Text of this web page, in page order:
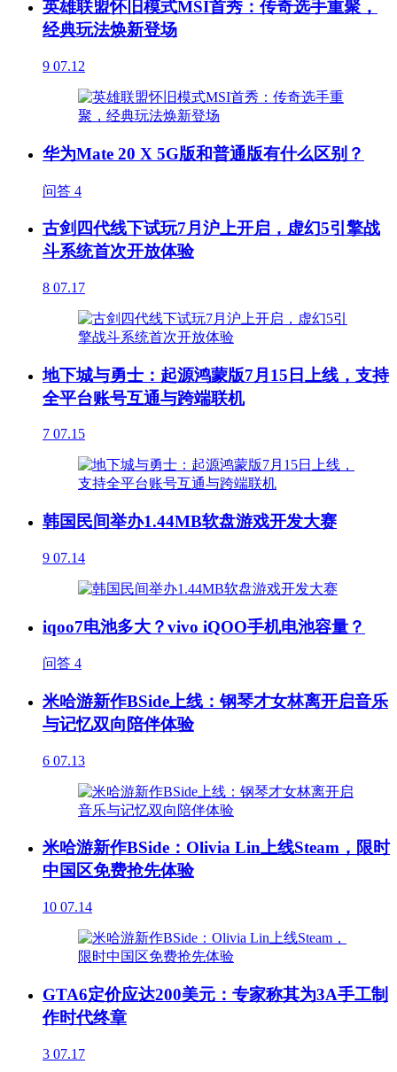
英雄联盟怀旧模式MSI首秀：传奇选手重聚，
经典玩法焕新登场
9 07.12
华为Mate 20 X 5G版和普通版有什么区别？
问答 4
古剑四代线下试玩7月沪上开启，虚幻5引擎战
斗系统首次开放体验
8 07.17
地下城与勇士：起源鸿蒙版7月15日上线，支持
全平台账号互通与跨端联机
7 07.15
韩国民间举办1.44MB软盘游戏开发大赛
9 07.14
iqoo7电池多大？vivo iQOO手机电池容量？
问答 4
米哈游新作BSide上线：钢琴才女林离开启音乐
与记忆双向陪伴体验
6 07.13
米哈游新作BSide：Olivia Lin上线Steam，限时
中国区免费抢先体验
10 07.14
GTA6定价应达200美元：专家称其为3A手工制
作时代终章
3 07.17